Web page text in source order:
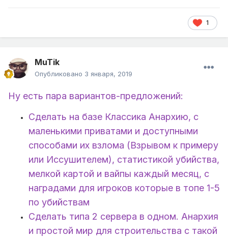
1
MuTik
Опубликовано 3 января, 2019
Ну есть пара вариантов-предложений:
Сделать на базе Классика Анархию, с
маленькими приватами и доступными
способами их взлома (Взрывом к примеру
или Иссушителем), статистикой убийства,
мелкой картой и вайпы каждый месяц, с
наградами для игроков которые в топе 1-5
по убийствам
Сделать типа 2 сервера в одном. Анархия
и простой мир для строительства с такой